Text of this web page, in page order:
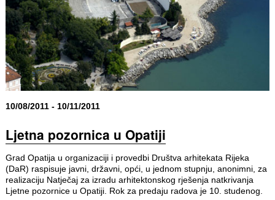
10/08/2011 - 10/11/2011
Ljetna pozornica u Opatiji
Grad Opatija u organizaciji i provedbi Društva arhitekata Rijeka
(DaR) raspisuje javni, državni, opći, u jednom stupnju, anonimni, za
realizaciju Natječaj za izradu arhitektonskog rješenja natkrivanja
Ljetne pozornice u Opatiji. Rok za predaju radova je 10. studenog.